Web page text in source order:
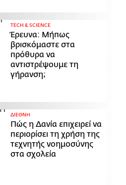
ΤECH & SCIENCE
Έρευνα: Μήπως
βρισκόμαστε στα
πρόθυρα να
αντιστρέψουμε τη
γήρανση;
ΔΙΕΘΝΗ
Πώς η Δανία επιχειρεί να
περιορίσει τη χρήση της
τεχνητής νοημοσύνης
στα σχολεία